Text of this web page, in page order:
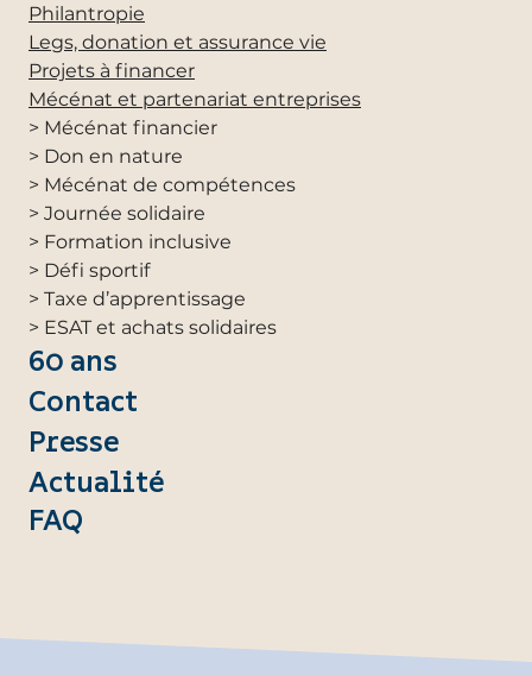
Philantropie
Legs, donation et assurance vie
Projets à financer
Mécénat et partenariat entreprises
> Mécénat financier
> Don en nature
> Mécénat de compétences
> Journée solidaire
> Formation inclusive
> Défi sportif
> Taxe d’apprentissage
> ESAT et achats solidaires
60 ans
Contact
Presse
Actualité
FAQ